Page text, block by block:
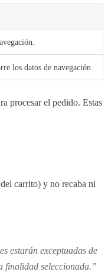
los datos de navegación.
procesar el pedido. Estas
carrito) y no recaba ni
estarán exceptuadas de
finalidad seleccionada.”